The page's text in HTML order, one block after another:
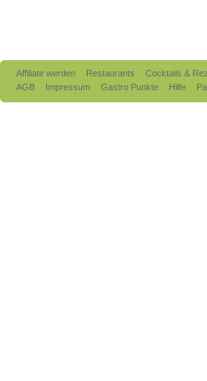
Affiliate werden Restaurants
Cocktails &
AGB
Impressum Gastro Punkte Hilfe